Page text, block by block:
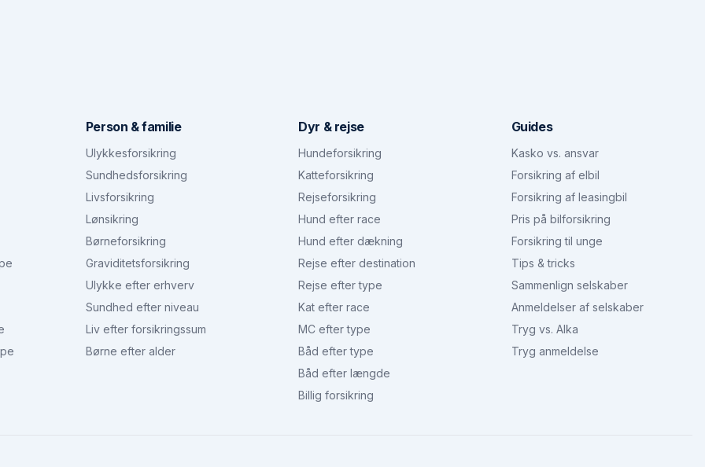
Person & familie
Ulykkesforsikring
Sundhedsforsikring
Livsforsikring
Lønsikring
Børneforsikring
Graviditetsforsikring
Ulykke efter erhverv
Sundhed efter niveau
Liv efter forsikringssum
Børne efter alder
Dyr & rejse
Hundeforsikring
Katteforsikring
Rejseforsikring
Hund efter race
Hund efter dækning
Rejse efter destination
Rejse efter type
Kat efter race
MC efter type
Båd efter type
Båd efter længde
Billig forsikring
Guides
Kasko vs. ansvar
Forsikring af elbil
Forsikring af leasingbil
Pris på bilforsikring
Forsikring til unge
Tips & tricks
Sammenlign selskaber
Anmeldelser af selskaber
Tryg vs. Alka
Tryg anmeldelse